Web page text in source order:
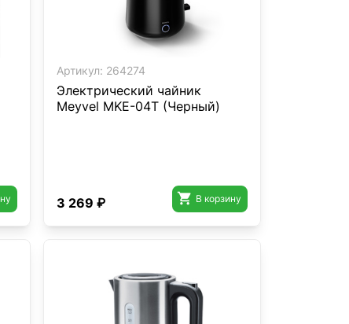
Артикул: 264274
Электрический чайник
Meyvel MKE-04T (Черный)
3 269 ₽  В корзину